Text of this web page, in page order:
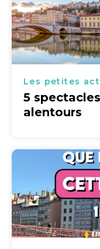
Les petites
5
alentours